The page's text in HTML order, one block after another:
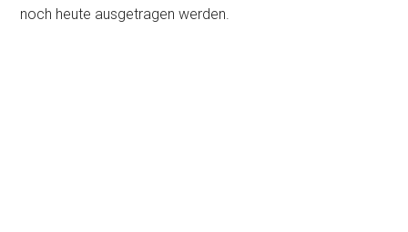
noch heute ausgetragen werden.